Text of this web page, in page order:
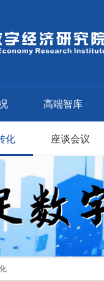
高端智库
化 座谈会议